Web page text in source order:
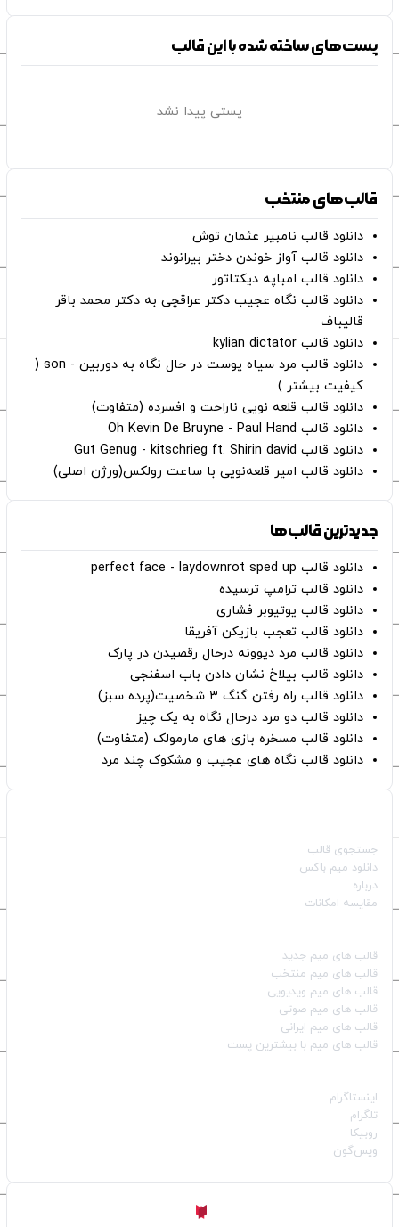
پست‌های ساخته شده با این قالب
پستی پیدا نشد
قالب‌های منتخب
دانلود قالب نامبیر عثمان ‌توش
دانلود قالب آواز خوندن دختر بیرانوند
دانلود قالب امباپه دیکتاتور
دانلود قالب نگاه عجیب دکتر عراقچی به دکتر محمد باقر
قالیباف
دانلود قالب kylian dictator
دانلود قالب مرد سیاه پوست در حال نگاه به دوربین - son (
کیفیت بیشتر )
دانلود قالب قلعه نویی ناراحت و افسرده (متفاوت)
دانلود قالب Oh Kevin De Bruyne - Paul Hand
دانلود قالب Gut Genug - kitschrieg ft. Shirin david
دانلود قالب امیر قلعه‌نویی با ساعت رولکس(ورژن اصلی)
جدیدترین قالب‌ها
دانلود قالب perfect face - laydownrot sped up
دانلود قالب ترامپ ترسیده
دانلود قالب یوتیوبر فشاری
دانلود قالب تعجب بازیکن آفریقا
دانلود قالب مرد دیوونه درحال رقصیدن در پارک
دانلود قالب بیلاخ نشان دادن باب اسفنجی
دانلود قالب راه رفتن گنگ ۳ شخصیت(پرده سبز)
دانلود قالب دو مرد درحال نگاه به یک چیز
دانلود قالب مسخره بازی های مارمولک (متفاوت)
دانلود قالب نگاه های عجیب و مشکوک چند مرد
جستجوی قالب
دانلود میم باکس
درباره
مقایسه امکانات
قالب‌ های میم جدید
قالب‌ های میم منتخب
قالب‌ های میم ویدیویی
قالب‌ های میم صوتی
قالب‌ های میم ایرانی
قالب‌ های میم با بیشترین پست
اینستاگرام
تلگرام
روبیکا
ویس‌گون